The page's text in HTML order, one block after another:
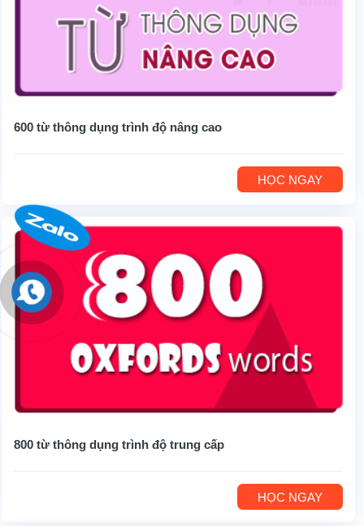
600 từ thông dụng trình độ nâng cao
HỌC NGAY
800 từ thông dụng trình độ trung cấp
HỌC NGAY